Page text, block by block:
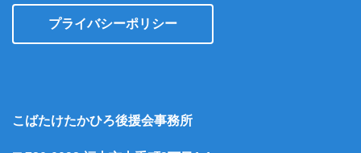
プライバシーポリシー
こばたけたかひろ後援会事務所